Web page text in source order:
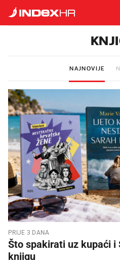
NAJNOVIJE
PRIJE 3 DANA
Što spakirati uz kupaći i
knjigu